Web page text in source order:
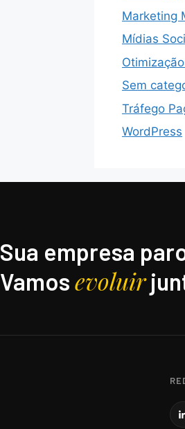
Marketing
Mídias
Sem
Tráfego
WordPress
Sua empresa
Vamosevoluir